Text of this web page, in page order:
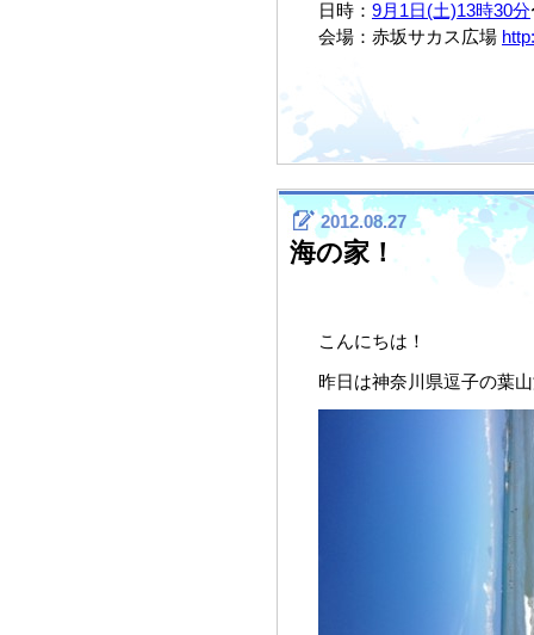
日時： 9月1日(土)13時30分
会場：赤坂サカス広場
2012.08.27
海の家！
こんにちは！
昨日は神奈川県逗子の葉